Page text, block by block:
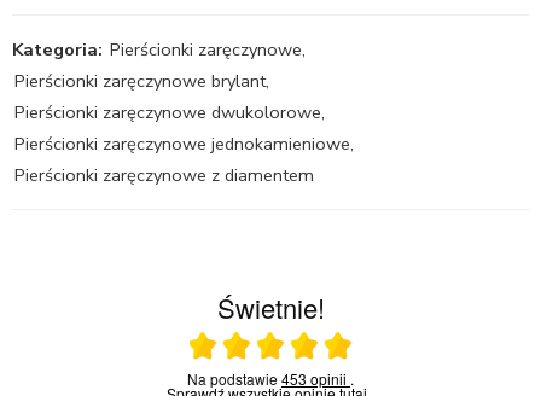
Kategoria: Pierścionki zaręczynowe,
Pierścionki zaręczynowe brylant,
Pierścionki zaręczynowe dwukolorowe,
Pierścionki zaręczynowe jednokamieniowe,
Pierścionki zaręczynowe z diamentem
Świetnie!
Ocena średnia 5 na 5
Na podstawie453 opinii .